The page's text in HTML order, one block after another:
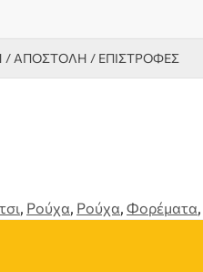
ΑΠΟΣΤΟΛΗ / ΕΠΙΣΤΡΟΦΕΣ
, Ρούχα, Ρούχα, Φορέματα,